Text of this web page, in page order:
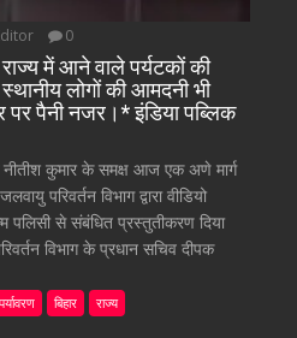
0
में आने वाले पर्यटकों की
लोगों की आमदनी भी
पर पैनी नजर।* इंडिया पब्लिक
कुमार के समक्ष आज एक अणे मार्ग
परिवर्तन विभाग द्वारा वीडियो
पलिसी से संबंधित प्रस्तुतीकरण दिया
विभाग के प्रधान सचिव दीपक
पर्यावरण बिहार राज्य